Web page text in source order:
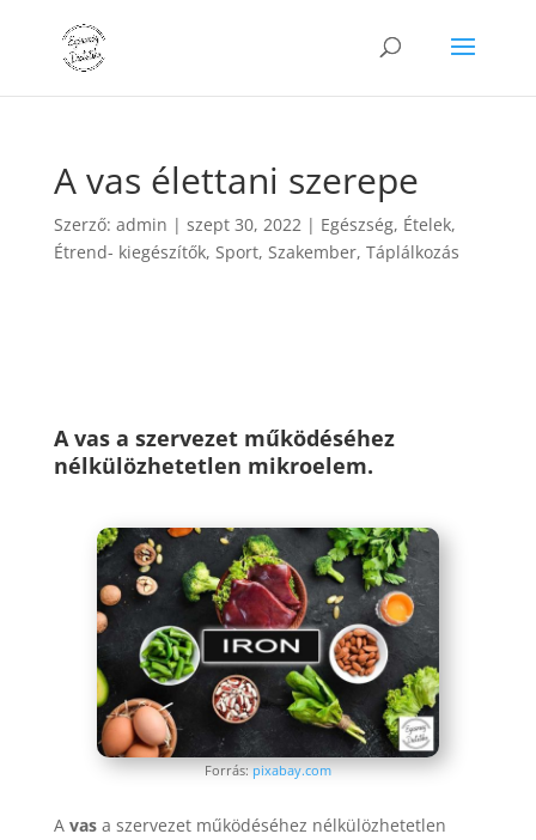
A vas élettani szerepe
Szerző: admin | szept 30, 2022| Egészség, Ételek,
Étrend- kiegészítők, Sport, Szakember, Táplálkozás
A vas a szervezet működéséhez
nélkülözhetetlen mikroelem.
Forrás:pixabay.com
A vasa szervezet működéséhez nélkülözhetetlen